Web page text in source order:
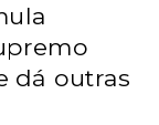
dá outras